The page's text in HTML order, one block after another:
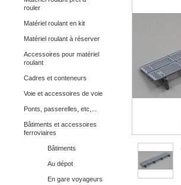
rouler
Matériel roulant en kit
Matériel roulant à réserver
Accessoires pour matériel
roulant
Cadres et conteneurs
Voie et accessoires de voie
Ponts, passerelles, etc,...
Bâtiments et accessoires
ferroviaires
Bâtiments
Au dépot
En gare voyageurs